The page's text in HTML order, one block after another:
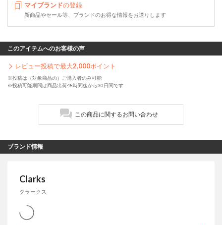
マイブランドの登録
新商品やセール等、ブランドのお得な情報をお送りします
このアイテムへのお客様の声
レビュー投稿で最大2,000ポイント
※投稿は（対象商品の）ご購入者のみ可能
※投稿可能期間は商品出荷48時間後から30日間です
この商品に関するお問い合わせ
ブランド情報
Clarks
クラークス